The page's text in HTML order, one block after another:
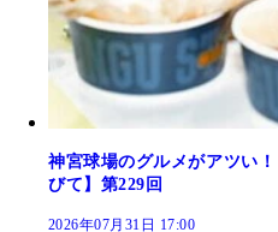
神宮球場のグルメがアツい
びて】第229回
2026年07月31日 17:00